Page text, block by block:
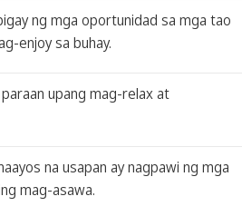
ng mga oportunidad sa mga tao
enjoy sa buhay.
upang mag-relax at
na usapan ay nagpawi ng mga
mag-asawa.